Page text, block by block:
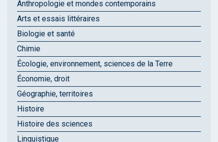
Anthropologie et mondes contemporains
Arts et essais littéraires
Biologie et santé
Chimie
Écologie, environnement, sciences de la Terre
Économie, droit
Géographie, territoires
Histoire
Histoire des sciences
Linguistique